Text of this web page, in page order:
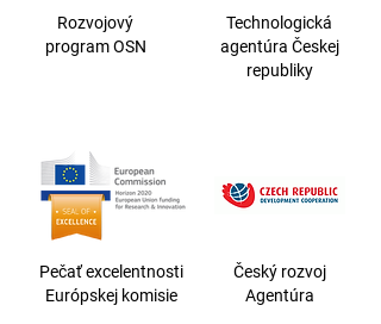
Rozvojový
program OSN
Pečať excelentnosti
Európskej komisie
Technologická
agentúra Českej
republiky
Český rozvoj
Agentúra